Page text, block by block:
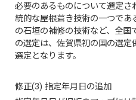
必要のあるものについて選定さ
統的な屋根葺き技術の一つで
の石垣の補修の技術など、全国
の選定は、佐賀県初の国の選
選定となります。
修正(3) 指定年月日の追加